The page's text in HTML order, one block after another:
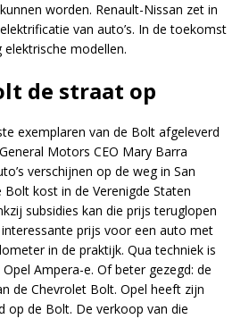
worden. Renault-Nissan zet in
van auto’s. In de toekomst
modellen.
de straat op
exemplaren van de Bolt afgeleverd
Motors CEO Mary Barra
verschijnen op de weg in San
Bolt kost in de Verenigde Staten
subsidies kan die prijs teruglopen
interessante prijs voor een auto met
in de praktijk. Qua techniek is
Ampera-e. Of beter gezegd: de
de Chevrolet Bolt. Opel heeft zijn
op de Bolt. De verkoop van die